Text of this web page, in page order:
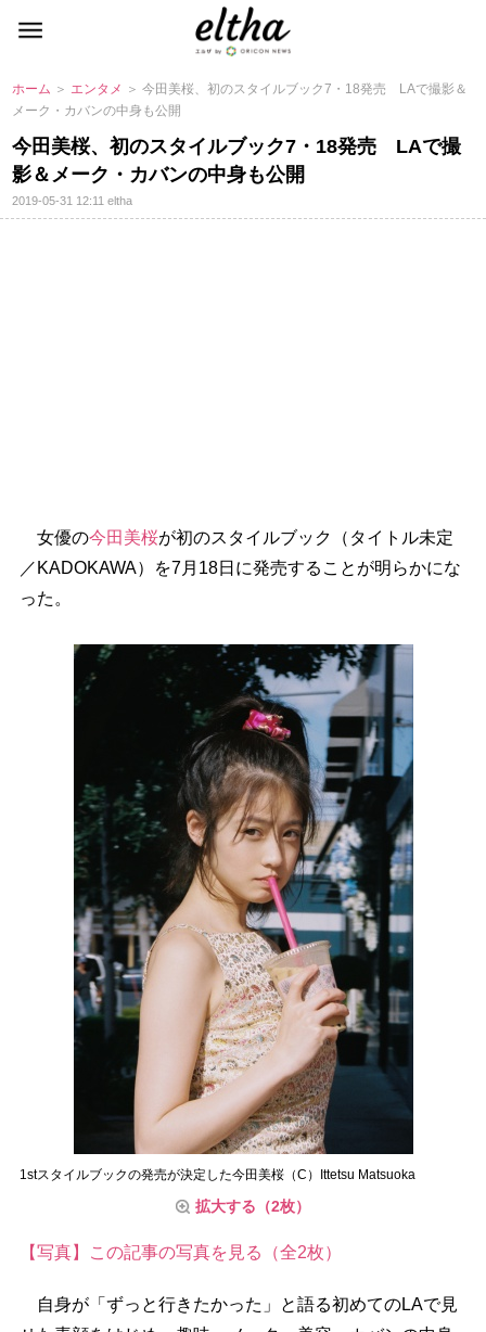
ホーム ＞ エンタメ ＞ 今田美桜、初のスタイルブック7・18発売 LAで撮影＆
メーク・カバンの中身も公開
今田美桜、初のスタイルブック7・18発売 LAで撮
影＆メーク・カバンの中身も公開
2019-05-31 12:11eltha
女優の今田美桜が初のスタイルブック（タイトル未定
／KADOKAWA）を7月18日に発売することが明らかにな
った。
1stスタイルブックの発売が決定した今田美桜（C）Ittetsu Matsuoka
拡大する（2枚）
【写真】この記事の写真を見る（全2枚）
自身が「ずっと行きたかった」と語る初めてのLAで見